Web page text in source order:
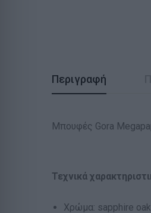
Περιγραφή
Μπουφές Gora
Τεχνικά
Χρώμα: sapphire